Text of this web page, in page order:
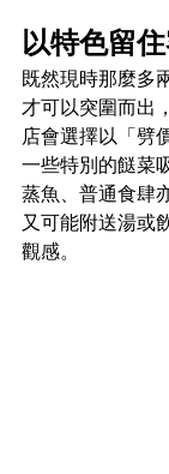
以特色留
既然現時那麼多
才可以突圍而出
店會選擇以「劈
一些特別的餸菜
蒸魚、普通食肆
又可能附送湯或
觀感。